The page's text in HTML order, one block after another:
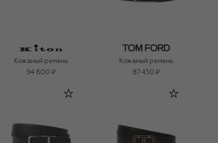
Кожаный ремень
94 600 ₽
Кожаный ремень
87 450 ₽